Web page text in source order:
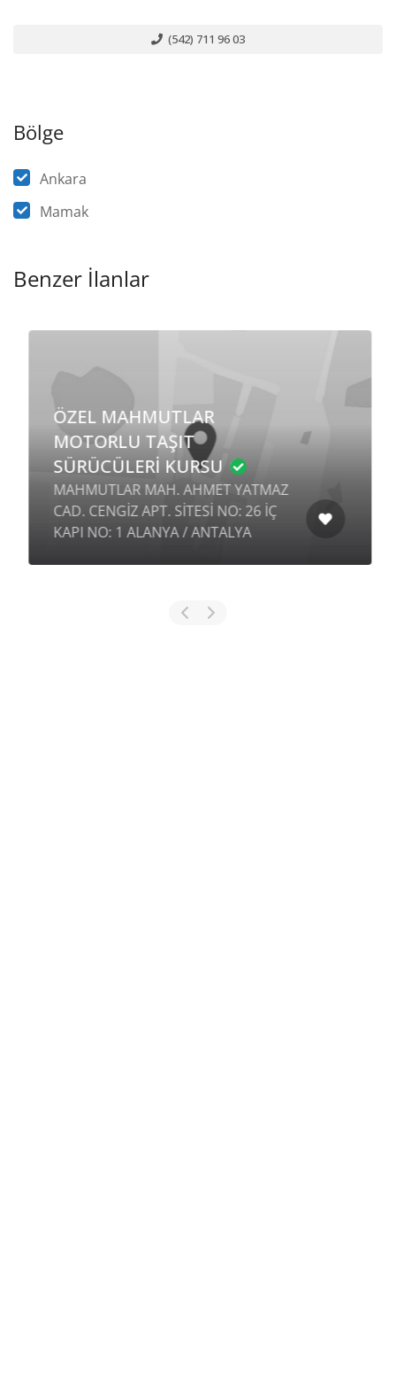
(542) 711 96 03
Bölge
Ankara
Mamak
Benzer İlanlar
ÖZEL MAHMUTLAR
MOTORLU TAŞIT
SÜRÜCÜLERİ KURSU
MAHMUTLAR MAH. AHMET YATMAZ
CAD. CENGİZ APT. SİTESİ NO: 26 İÇ
KAPI NO: 1 ALANYA / ANTALYA